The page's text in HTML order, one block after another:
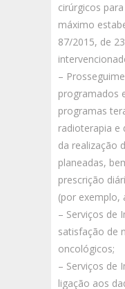
cirúrgicos
máximo
87/2015, de
–
programados
programas
radioterapia e
da realização
planeadas,
prescrição
(por exemplo,
– Serviços de
satisfação de
oncológicos;
– Serviços de
ligação aos